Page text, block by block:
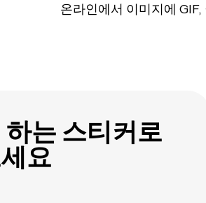
온라인에서 이미지에
는 스티커로
요